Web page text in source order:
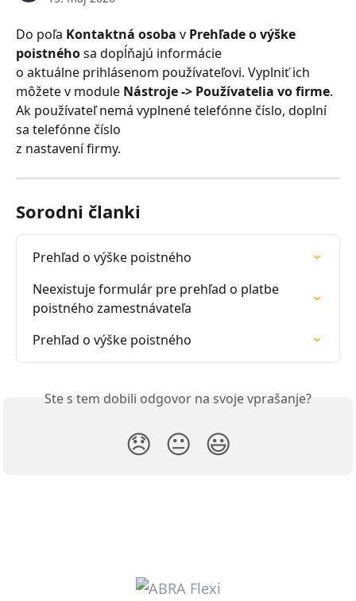
Do poľa Kontaktná osoba v Prehľade o výške
poistného sa dopĺňajú informácie
o aktuálne prihlásenom používateľovi. Vyplniť ich
môžete v module Nástroje -> Používatelia vo firme.
Ak používateľ nemá vyplnené telefónne číslo, doplní
sa telefónne číslo
z nastavení firmy.
Sorodni članki
Prehľad o výške poistného
Neexistuje formulár pre prehľad o platbe
poistného zamestnávateľa
Prehľad o výške poistného
Ste s tem dobili odgovor na svoje vprašanje?
😞 😐 😃